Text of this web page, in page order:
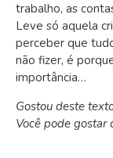
trabalho, as
Leve só aquela
perceber que
não fizer, é
importância…
Gostou deste
Você pode gostar